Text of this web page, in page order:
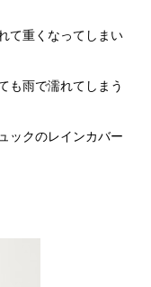
て重くなってしまい
も雨で濡れてしまう
ックのレインカバー